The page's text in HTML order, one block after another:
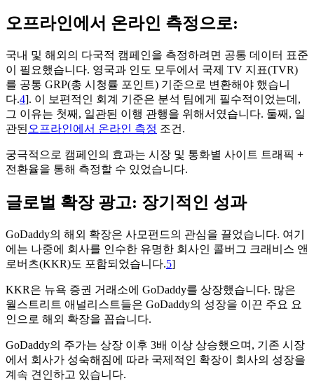
오프라인에서 온라인 측정으로:
국내 및 해외의 다국적 캠페인을 측정하려면 공통 데이터 표준
이 필요했습니다. 영국과 인도 모두에서 국제 TV 지표(TVR)
를 공통 GRP(총 시청률 포인트) 기준으로 변환해야 했습니
다.4]. 이 보편적인 회계 기준은 분석 팀에게 필수적이었는데,
그 이유는 첫째, 일관된 이행 관행을 위해서였습니다. 둘째, 일
관된 오프라인에서 온라인 측정 조건.
궁극적으로 캠페인의 효과는 시장 및 통화별 사이트 트래픽 +
전환율을 통해 측정할 수 있었습니다.
글로벌 확장 광고: 장기적인 성과
GoDaddy의 해외 확장은 사모펀드의 관심을 끌었습니다. 여기
에는 나중에 회사를 인수한 유명한 회사인 콜버그 크래비스 앤
로버츠(KKR)도 포함되었습니다.5]
KKR은 뉴욕 증권 거래소에 GoDaddy를 상장했습니다. 많은
월스트리트 애널리스트들은 GoDaddy의 성장을 이끈 주요 요
인으로 해외 확장을 꼽습니다.
GoDaddy의 주가는 상장 이후 3배 이상 상승했으며, 기존 시장
에서 회사가 성숙해짐에 따라 국제적인 확장이 회사의 성장을
계속 견인하고 있습니다.